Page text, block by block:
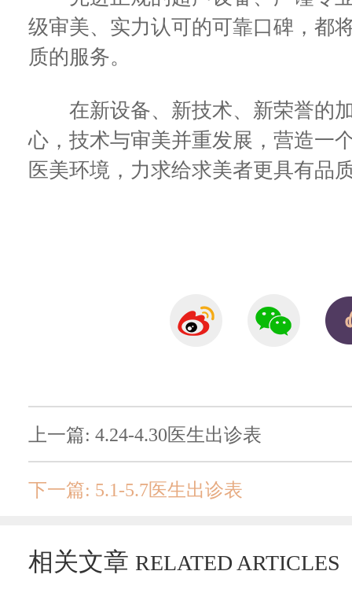
级审美、实力认可的可靠口碑，都
质的服务。
在新设备、新技术、新荣誉的加
心，技术与审美并重发展，营造一
医美环境，力求给求美者更具有品
上一篇: 4.24-4.30医生出诊表
下一篇: 5.1-5.7医生出诊表
相关文章 RELATED ARTICLES